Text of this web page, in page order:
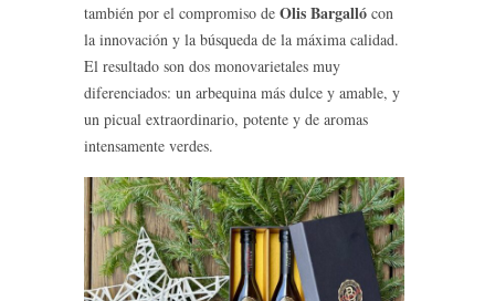
también por el compromiso de Olis Bargalló con
la innovación y la búsqueda de la máxima calidad.
El resultado son dos monovarietales muy
diferenciados: un arbequina más dulce y amable, y
un picual extraordinario, potente y de aromas
intensamente verdes.